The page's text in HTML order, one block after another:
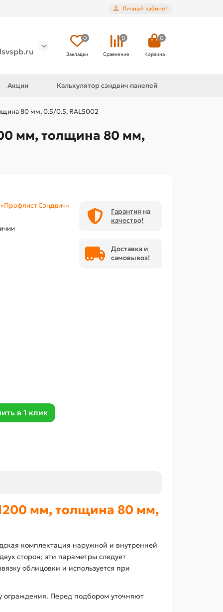
Личный кабинет
0
Закладки
0
Сравнение
0
Корзина
Акции Калькулятор сэндвич панелей
80 мм, 0.5/0.5, RAL5002
мм, толщина 80 мм,
Сэндвич»
в 1 клик
Гарантия на
качество!
Доставка и
самовывоз!
мм, толщина 80 мм,
комплектация наружной и внутренней
сторон; эти параметры следует
облицовки и используется при
ограждения. Перед подбором уточняют